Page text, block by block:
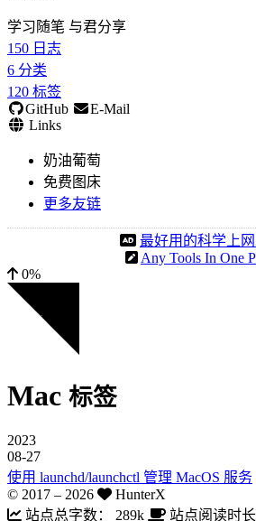
学习随笔 与君分享
150 日志
6 分类
120 标签
GitHub
E-Mail
Links
奶油葡萄
免费图床
更多友链
最好用的科学上
Any Tools In One
0%
Mac 标签
2023
08-27
使用 launchd/launchctl 管理 MacOS 服务
© 2017 – 2026
HunterX
站点总字数：
289k 站点阅读时